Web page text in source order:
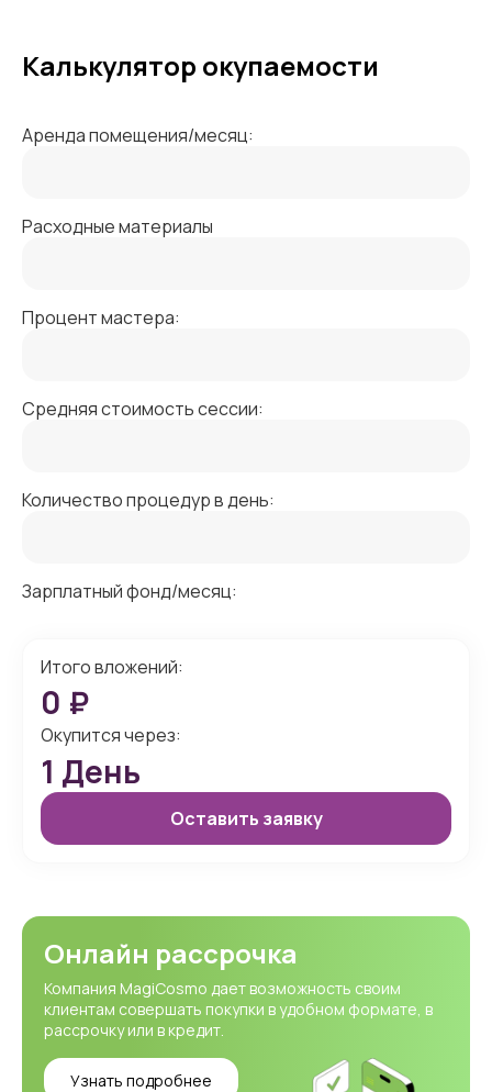
Калькулятор окупаемости
Аренда помещения/месяц:
Расходные материалы
Процент мастера:
Средняя стоимость сессии:
Количество процедур в день:
Зарплатный фонд/месяц:
Итого вложений:
0 ₽
Окупится через:
1 День
Оставить заявку
Онлайн рассрочка
Компания MagiCosmo дает возможность своим
клиентам совершать покупки в удобном формате, в
рассрочку или в кредит.
Узнать подробнее